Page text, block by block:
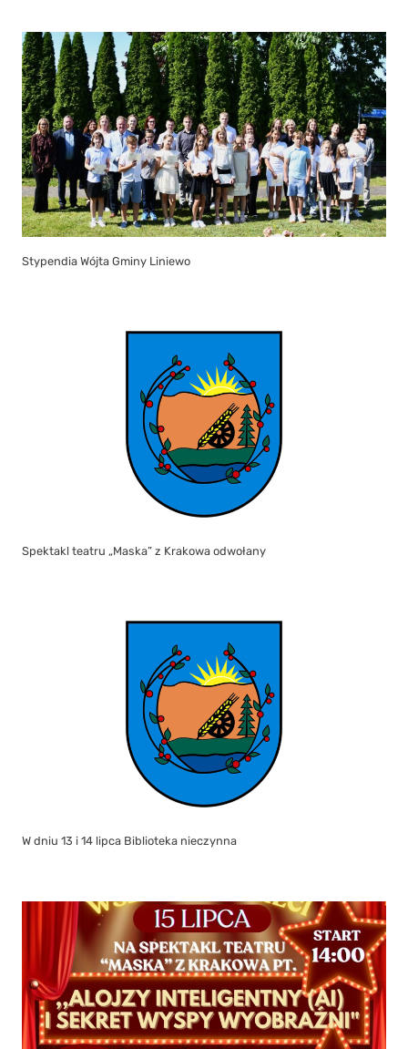
Stypendia Wójta Gminy Liniewo
Spektakl teatru „Maska” z Krakowa odwołany
W dniu 13 i 14 lipca Biblioteka nieczynna